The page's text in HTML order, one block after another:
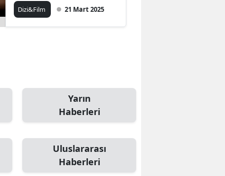
Samsun
Tekirdağ
Tokat
Tunceli
Şanlıurfa
Dizi&Film 21 Mart 2025
Yarın
Haberleri
Uluslararası
Haberleri